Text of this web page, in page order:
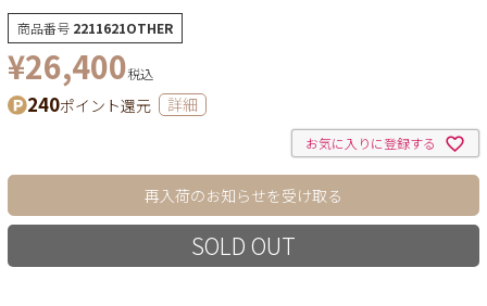
商品番号 2211621OTHER
¥26,400税込
240ポイント還元 詳細
お気に入りに登録する
再入荷のお知らせを受け取る
SOLD OUT